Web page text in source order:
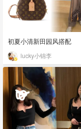
初夏小清新田园风搭配
lucky小锦李